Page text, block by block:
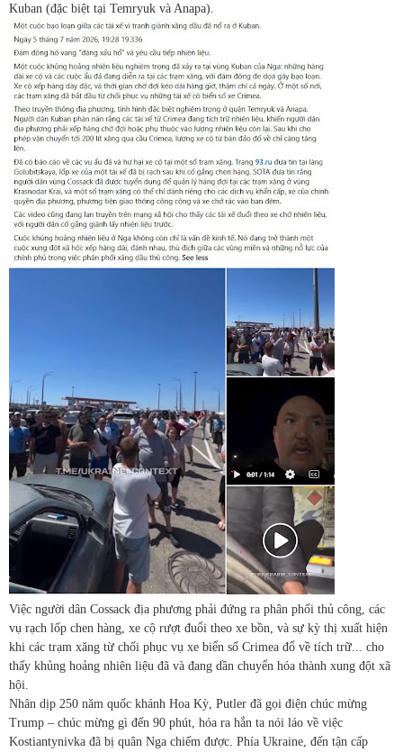
Kuban (đặc biệt tại Temryuk và Anapa).
Việc người dân Cossack địa phương phải đứng ra phân phối thủ công, các
vụ rạch lốp chen hàng, xe cộ rượt đuổi theo xe bồn, và sự kỳ thị xuất hiện
khi các trạm xăng từ chối phục vụ xe biển số Crimea đổ về tích trữ... cho
thấy khủng hoảng nhiên liệu đã và đang dần chuyển hóa thành xung đột xã
hội.
Nhân dịp 250 năm quốc khánh Hoa Kỳ, Putler đã gọi điện chúc mừng
Trump – chúc mừng gì đến 90 phút, hóa ra hắn ta nói láo về việc
Kostiantynivka đã bị quân Nga chiếm được. Phía Ukraine, đến tận cấp